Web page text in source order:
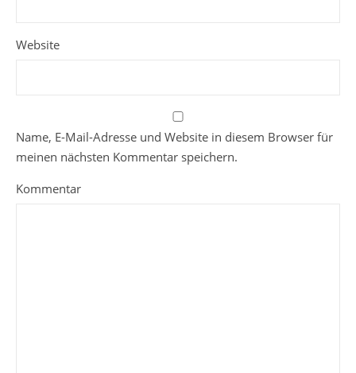
Website
Name, E-Mail-Adresse und Website in diesem Browser für
meinen nächsten Kommentar speichern.
Kommentar